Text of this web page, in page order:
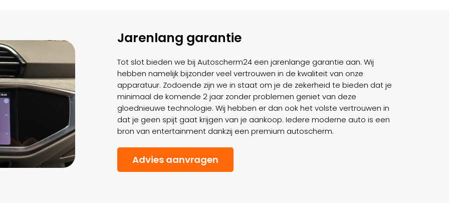
Jarenlang garantie
Tot slot bieden we bij Autoscherm24 een jarenlange garantie aan. Wij
hebben namelijk bijzonder veel vertrouwen in de kwaliteit van onze
apparatuur. Zodoende zijn we in staat om je de zekerheid te bieden dat je
minimaal de komende 2 jaar zonder problemen geniet van deze
gloednieuwe technologie. Wij hebben er dan ook het volste vertrouwen in
dat je geen spijt gaat krijgen van je aankoop. Iedere moderne auto is een
bron van entertainment dankzij een premium autoscherm.
Advies aanvragen